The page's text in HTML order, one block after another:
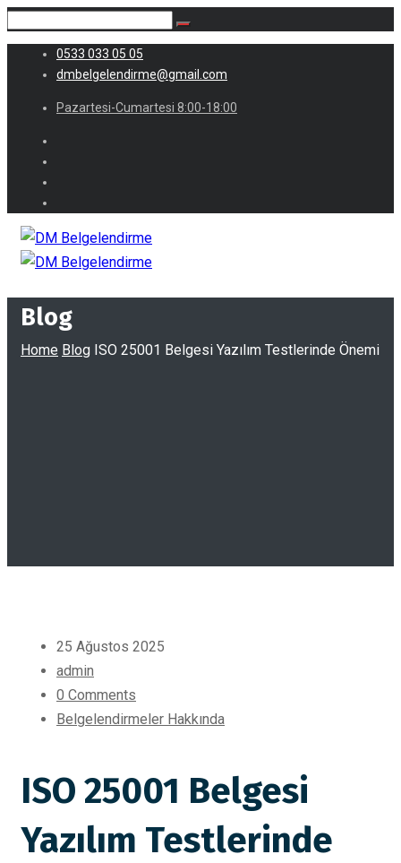
0533 033 05 05
dmbelgelendirme@gmail.com
Pazartesi-Cumartesi 8:00-18:00
Blog
Home Blog ISO 25001 Belgesi Yazılım Testlerinde Önemi
25 Ağustos 2025
admin
0 Comments
Belgelendirmeler Hakkında
ISO 25001 Belgesi
Yazılım Testlerinde